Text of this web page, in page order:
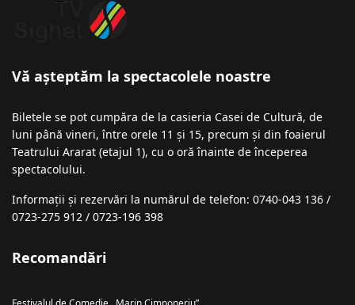
Vă așteptăm la spectacolele noastre
Biletele se pot cumpăra de la casieria Casei de Cultură, de
luni până vineri, între orele 11 și 15, precum și din foaierul
Teatrului Ararat (etajul 1), cu o oră înainte de începerea
spectacolului.
Informații şi rezervări la numărul de telefon: 0740-043 136 /
0723-275 912 / 0723-196 398
Recomandări
Festivalul de Comedie ,,Marin Cimponeriu”